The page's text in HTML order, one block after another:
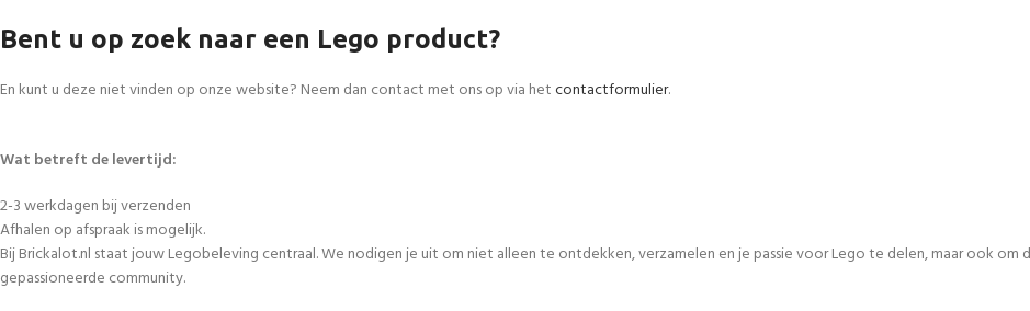
Bent u op zoek naar een Lego product?
En kunt u deze niet vinden op onze website? Neem dan contact met ons op via hetcontactformulier.
Wat betreft de levertijd:
2-3 werkdagen bij verzenden
Afhalen op afspraak is mogelijk.
Bij Brickalot.nl staat jouw Legobeleving centraal. We nodigen je uit om niet alleen te ontdekken, verzamelen en je passie voor Lego te delen, maar ook om
gepassioneerde community.